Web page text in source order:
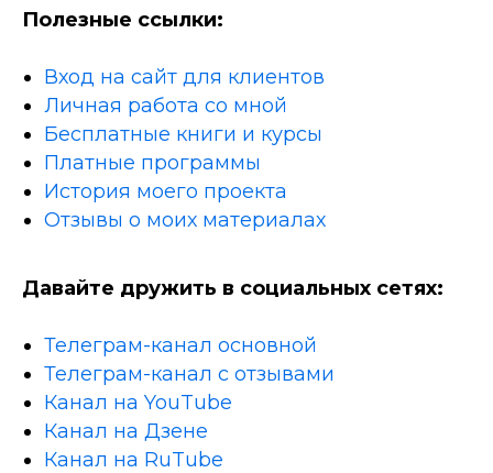
Полезные ссылки:
Вход на сайт для клиентов
Личная работа со мной
Бесплатные книги и курсы
Платные программы
История моего проекта
Отзывы о моих материалах
Давайте дружить в социальных сетях:
Телеграм-канал основной
Телеграм-канал с отзывами
Канал на YouTube
Канал на Дзене
Канал на RuTube